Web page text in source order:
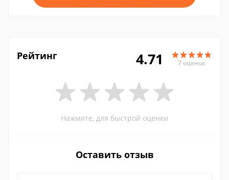
Рейтинг 4.71 7 оценок
Нажмите, для быстрой оценки
Оставить отзыв